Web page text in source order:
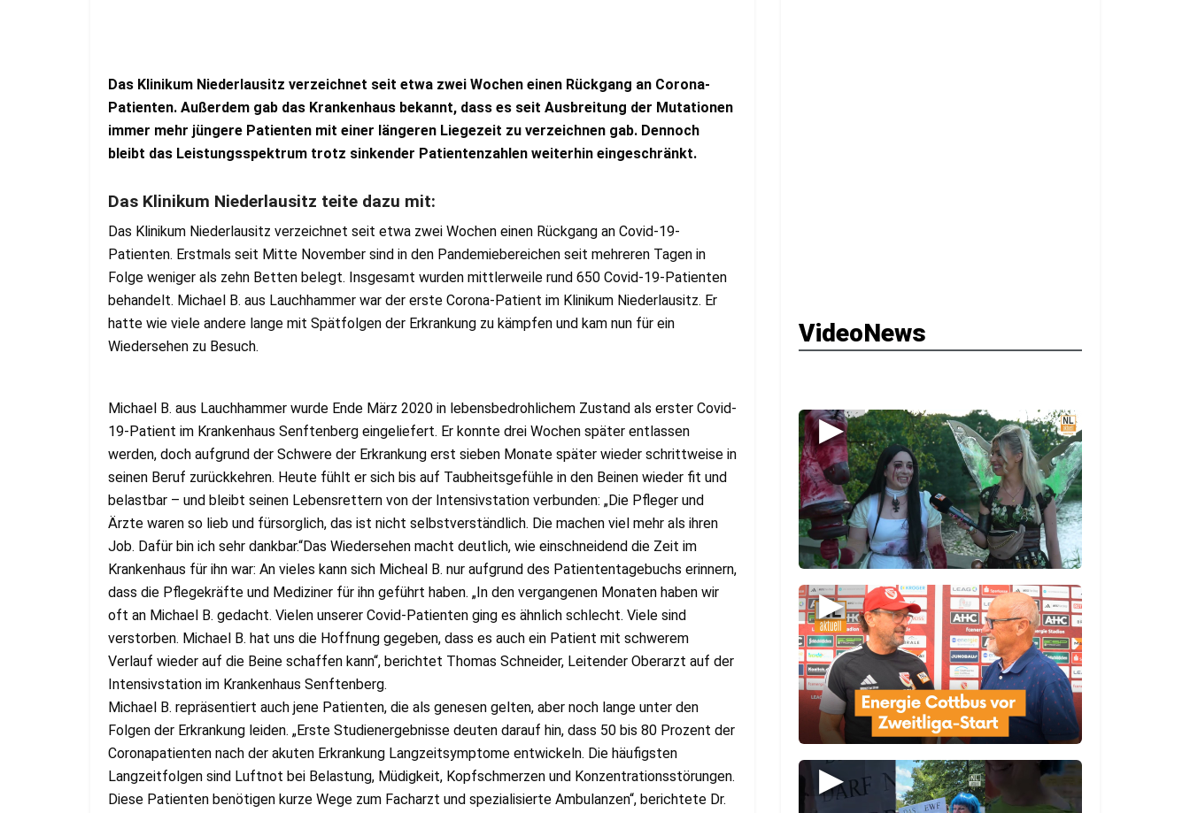
Das Klinikum Niederlausitz verzeichnet seit etwa zwei Wochen einen Rückgang an Corona-
Patienten. Außerdem gab das Krankenhaus bekannt, dass es seit Ausbreitung der Mutationen
immer mehr jüngere Patienten mit einer längeren Liegezeit zu verzeichnen gab. Dennoch
bleibt das Leistungsspektrum trotz sinkender Patientenzahlen weiterhin eingeschränkt.
Das Klinikum Niederlausitz teite dazu mit:
Das Klinikum Niederlausitz verzeichnet seit etwa zwei Wochen einen Rückgang an Covid-19-
Patienten. Erstmals seit Mitte November sind in den Pandemiebereichen seit mehreren Tagen in
Folge weniger als zehn Betten belegt. Insgesamt wurden mittlerweile rund 650 Covid-19-Patienten
behandelt. Michael B. aus Lauchhammer war der erste Corona-Patient im Klinikum Niederlausitz. Er
hatte wie viele andere lange mit Spätfolgen der Erkrankung zu kämpfen und kam nun für ein
Wiedersehen zu Besuch.
Michael B. aus Lauchhammer wurde Ende März 2020 in lebensbedrohlichem Zustand als erster Covid-
19-Patient im Krankenhaus Senftenberg eingeliefert. Er konnte drei Wochen später entlassen
werden, doch aufgrund der Schwere der Erkrankung erst sieben Monate später wieder schrittweise in
seinen Beruf zurückkehren. Heute fühlt er sich bis auf Taubheitsgefühle in den Beinen wieder fit und
belastbar – und bleibt seinen Lebensrettern von der Intensivstation verbunden: „Die Pfleger und
Ärzte waren so lieb und fürsorglich, das ist nicht selbstverständlich. Die machen viel mehr als ihren
Job. Dafür bin ich sehr dankbar.“Das Wiedersehen macht deutlich, wie einschneidend die Zeit im
Krankenhaus für ihn war: An vieles kann sich Micheal B. nur aufgrund des Patiententagebuchs erinnern,
dass die Pflegekräfte und Mediziner für ihn geführt haben. „In den vergangenen Monaten haben wir
oft an Michael B. gedacht. Vielen unserer Covid-Patienten ging es ähnlich schlecht. Viele sind
verstorben. Michael B. hat uns die Hoffnung gegeben, dass es auch ein Patient mit schwerem
Verlauf wieder auf die Beine schaffen kann“, berichtet Thomas Schneider, Leitender Oberarzt auf der
Intensivstation im Krankenhaus Senftenberg.
Michael B. repräsentiert auch jene Patienten, die als genesen gelten, aber noch lange unter den
Folgen der Erkrankung leiden. „Erste Studienergebnisse deuten darauf hin, dass 50 bis 80 Prozent der
Coronapatienten nach der akuten Erkrankung Langzeitsymptome entwickeln. Die häufigsten
Langzeitfolgen sind Luftnot bei Belastung, Müdigkeit, Kopfschmerzen und Konzentrationsstörungen.
Diese Patienten benötigen kurze Wege zum Facharzt und spezialisierte Ambulanzen“, berichtete Dr.
VideoNews
▶
▶
▶